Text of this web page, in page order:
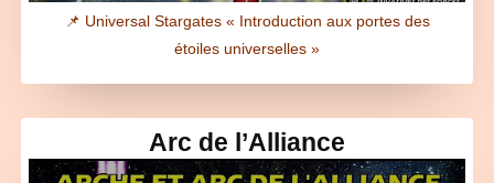
📌 Universal Stargates « Introduction aux portes des
étoiles universelles »
Arc de l’Alliance